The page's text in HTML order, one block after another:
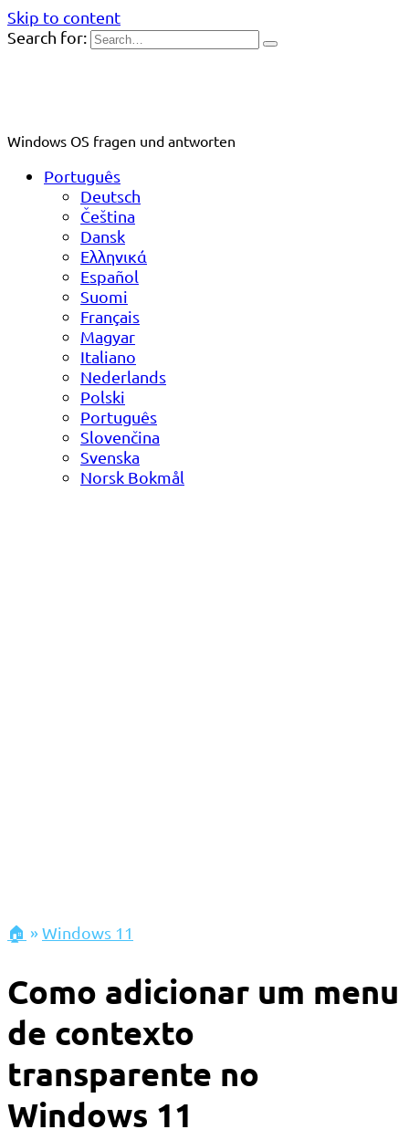
Skip to content
Search for:
Windows OS fragen und antworten
Português
Deutsch
Čeština
Dansk
Ελληνικά
Español
Suomi
Français
Magyar
Italiano
Nederlands
Polski
Português
Slovenčina
Svenska
Norsk Bokmål
🏠 »Windows 11
Como adicionar um menu
de contexto
transparente no
Windows 11